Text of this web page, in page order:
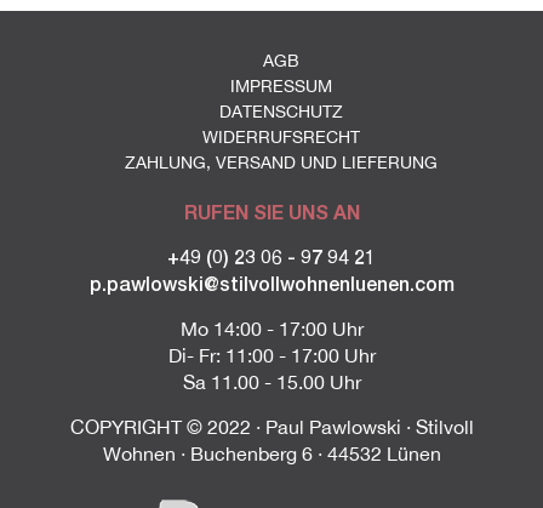
AGB
IMPRESSUM
DATENSCHUTZ
WIDERRUFSRECHT
ZAHLUNG, VERSAND UND LIEFERUNG
RUFEN SIE UNS AN
+49 (0) 23 06 - 97 94 21
p.pawlowski@stilvollwohnenluenen.com
Mo 14:00 - 17:00 Uhr
Di- Fr: 11:00 - 17:00 Uhr
Sa 11.00 - 15.00 Uhr
COPYRIGHT © 2022 · Paul Pawlowski · Stilvoll
Wohnen · Buchenberg 6 · 44532 Lünen